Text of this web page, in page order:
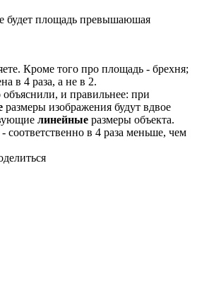
будет площадь превышаюшая
Кроме того про площадь - брехня;
в 4 раза, а не в 2.
и правильнее: при
размеры изображения будут вдвое
линейные размеры объекта.
соответственно в 4 раза меньше, чем